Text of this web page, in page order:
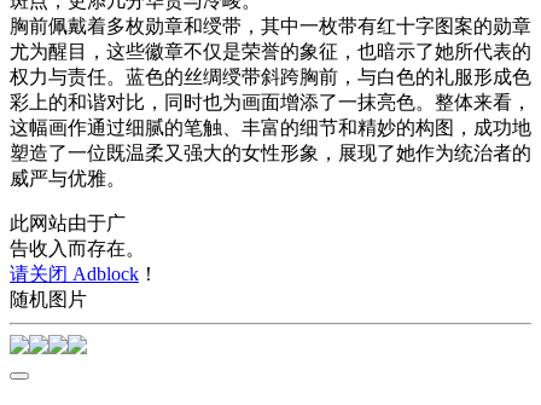
胸前佩戴着多枚勋章和绶带，其中一枚带有红十字图案的勋章
尤为醒目，这些徽章不仅是荣誉的象征，也暗示了她所代表的
权力与责任。蓝色的丝绸绶带斜跨胸前，与白色的礼服形成色
彩上的和谐对比，同时也为画面增添了一抹亮色。整体来看，
这幅画作通过细腻的笔触、丰富的细节和精妙的构图，成功地
塑造了一位既温柔又强大的女性形象，展现了她作为统治者的
威严与优雅。
此网站由于广
告收入而存在。
请关闭 Adblock ！
随机图片